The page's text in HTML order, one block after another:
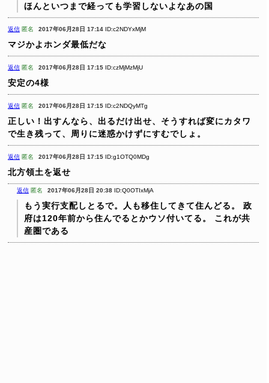
ほんといつまで経っても学習しないよなあの国
返信 匿名 2017年06月28日 17:14 ID:c2NDYxMjM
マジかよホンダ最低だな
返信 匿名 2017年06月28日 17:15 ID:czMjMzMjU
安定の4様
返信 匿名 2017年06月28日 17:15 ID:c2NDQyMTg
正しい！出すんなら、出るだけ出せ、そうすれば変にカタワ
で生き残って、周りに迷惑かけずにすむでしょ。
返信 匿名 2017年06月28日 17:15 ID:g1OTQ0MDg
北方領土を返せ
返信 匿名 2017年06月28日 20:38 ID:Q0OTIxMjA
もう実行支配しとるで。人も移住してきて住んどる。
政
府は120年前から住んでるとかウソ付いてる。
これが共
産圏である